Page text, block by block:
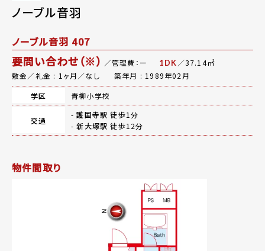
ノーブル音羽
ノーブル音羽 407
要問い合わせ（※） ／管理費：ー 1DK ／37.14㎡
敷金／礼金 : 1ヶ月／なし
築年月 : 1989年02月
学区
青柳小学校
交通
-護国寺駅 徒歩1分
-新大塚駅 徒歩12分
物件間取り